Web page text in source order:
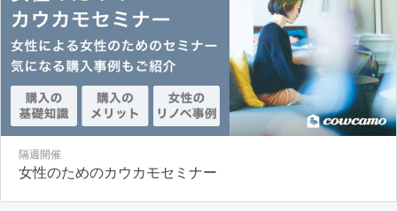
隔週開催
女性のためのカウカモセミナー